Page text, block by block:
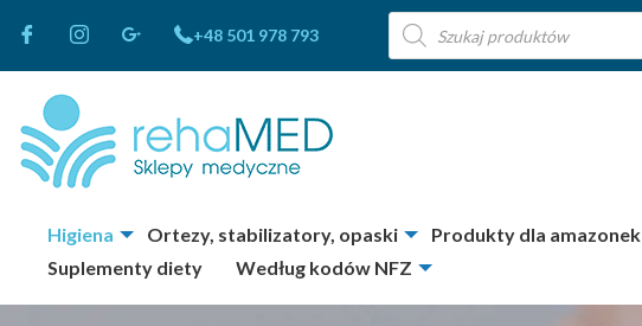
+48 501 978 793
Wyszukiwarka
produktów
Higiena Ortezy, stabilizatory, opaski Produkty dla amazonek
Suplementy diety
Według kodów NFZ